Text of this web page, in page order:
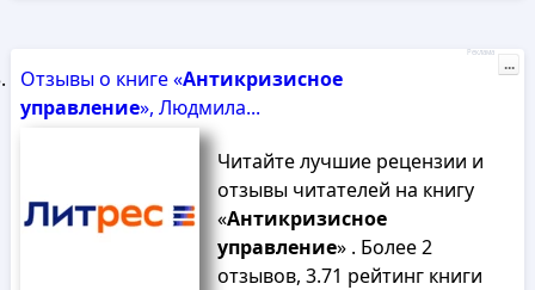
Отзывы о книге «Антикризисное
управление», Людмила...
Читайте лучшие рецензии и
отзывы читателей на книгу
«Антикризисное
управление» . Более 2
отзывов, 3.71 рейтинг книги
Реклама
...